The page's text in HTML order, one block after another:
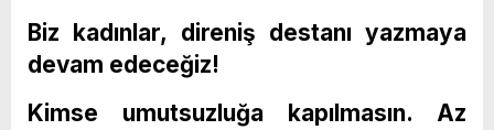
Biz kadınlar, direniş destanı yazmaya
devam edeceğiz!
Kimse umutsuzluğa kapılmasın. Az